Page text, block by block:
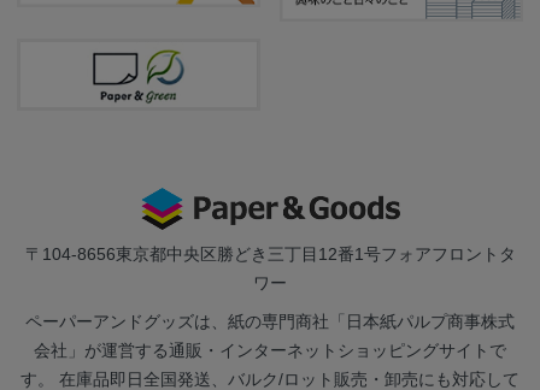
〒104-8656東京都中央区勝どき三丁目12番1号フォアフロントタ
ワー
ペーパーアンドグッズは、紙の専門商社「日本紙パルプ商事株式
会社」が運営する通販・インターネットショッピングサイトで
す。 在庫品即日全国発送、バルク/ロット販売・卸売にも対応して